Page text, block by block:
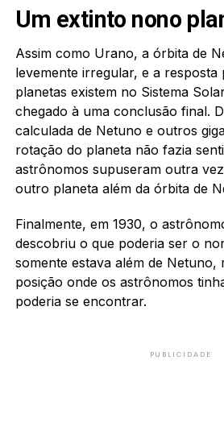
Um extinto nono
Assim como Urano, a órbita de
levemente irregular, e a resposta
planetas existem no Sistema
chegado à uma conclusão final.
calculada de Netuno e outros
rotação do planeta não fazia
astrônomos supuseram outra
outro planeta além da órbita de
Finalmente, em 1930, o
descobriu o que poderia ser o
somente estava além de Netuno,
posição onde os astrônomos
poderia se encontrar.
PUBLICIDADE